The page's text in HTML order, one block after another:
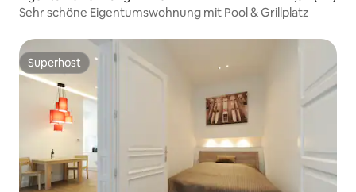
Sehr schöne Eigentumswohnung mit Pool & Grillplatz
Superhost
Superhost